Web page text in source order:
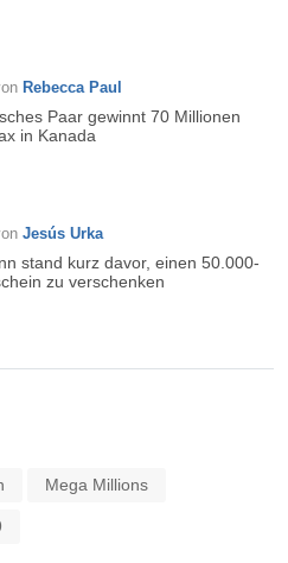
Rebecca Paul
Paar gewinnt 70 Millionen
in Kanada
Jesús Urka
stand kurz davor, einen 50.000-
zu verschenken
Mega Millions